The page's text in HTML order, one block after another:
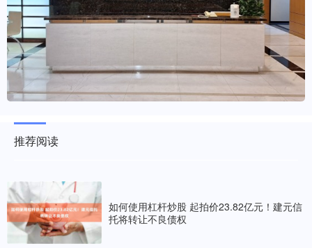
推荐阅读
如何使用杠杆炒股 起拍价23.82亿元！建元信
托将转让不良债权